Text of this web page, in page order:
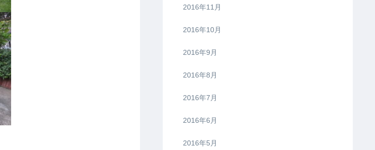
2016年11月
2016年10月
2016年9月
2016年8月
2016年7月
2016年6月
2016年5月